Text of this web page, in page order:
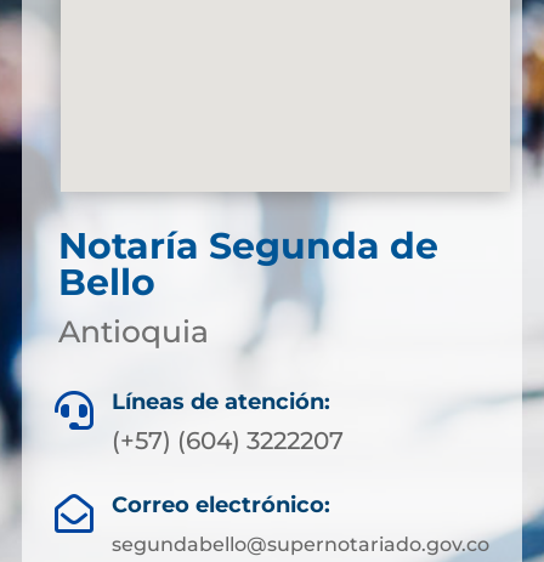
Notaría Segunda de
Bello
Antioquia
 Líneas de atención:
(+57) (604) 3222207
 Correo electrónico:
segundabello@supernotariado.gov.co